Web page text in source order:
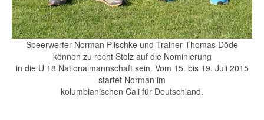
Speerwerfer Norman Plischke und Trainer Thomas Döde
können zu recht Stolz auf die Nominierung
in die U 18 Nationalmannschaft sein. Vom 15. bis 19. Juli 2015
startet Norman im
kolumbianischen Cali für Deutschland.